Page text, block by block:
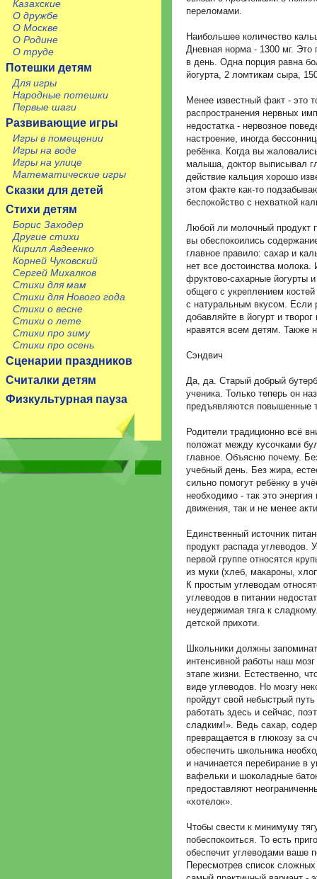
Казахские
О дружбе
О Москве
О Родине
О труде
Потешки детям
Для игры
Народные потешки
Первые шаги
Развивающие игры
Игры в помещении
Игры на воде
Игры на улице
Математические игры
Сказки для детей
Стихи детям
Борис Заходер
Другие стихи
Кирилл Авдеенко
Корней Чуковский
Сергей Михалков
Стихи для мам
Стихи для Нового года
Стихи о весне
Стихи о лете
Стихи про зиму
Стихи про осень
Сценарии праздников
Считалки детям
Физкультурная пауза
переломами.
Наибольшее количество
Дневная норма - 1300 мг. Это
в день. Одна порция равна
йогурта, 2 ломтикам сыра,
Менее известный факт - это
распространения нервных
недостатка - нервозное
настроение, иногда
ребёнка. Когда вы
малыша, доктор выписывал
действие кальция хорошо
этом факте как-то
беспокойство с нехваткой
Любой ли молочный продукт
вы обеспокоились
главное правило: сахар и
нет все достоинства
фруктово-сахарные йогурты
общего с укреплением
с натуральным вкусом. Если
добавляйте в йогурт и
нравятся всем детям. Также
Сэндвич
Да, да. Старый добрый
ученика. Только теперь он
предъявляются повышенные
Родители традиционно всё
положат между кусочками
главное. Объясню почему.
учебный день. Без жира,
сильно помогут ребёнку в
необходимо - так это
движения, так и не менее
Единственный источник
продукт распада
первой группе относятся
из муки (хлеб, макароны,
К простым углеводам
углеводов в питании
неудержимая тяга к
детской прихоти.
Школьники должны
интенсивной работы наш
этапе жизни. Естественно,
виде углеводов. Но мозгу
пройдут свой небыстрый
работать здесь и сейчас,
сладким!». Ведь сахар,
превращается в глюкозу за
обеспечить школьника
и начинается перебирание в
вафельки и шоколадные
предоставляют
«хотелок».
Чтобы свести к минимуму
побеспокоиться. То есть
обеспечит углеводами ваше
Пересмотрев список